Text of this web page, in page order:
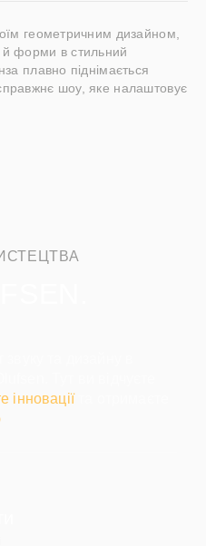
геометричним дизайном,
й форми в стильний
плавно піднімається
шоу, яке налаштовує
інноваціїта отримаєте